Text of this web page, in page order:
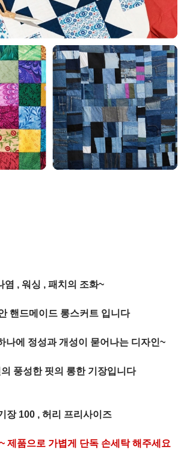
염 , 워싱 , 패치의 조화~
핸드메이드 롱스커트 입니다
나에 정성과 개성이 묻어나는 디자인~
풍성한 핏의 롱한 기장입니다
장 100 , 허리 프리사이즈
제품으로 가볍게 단독 손세탁 해주세요